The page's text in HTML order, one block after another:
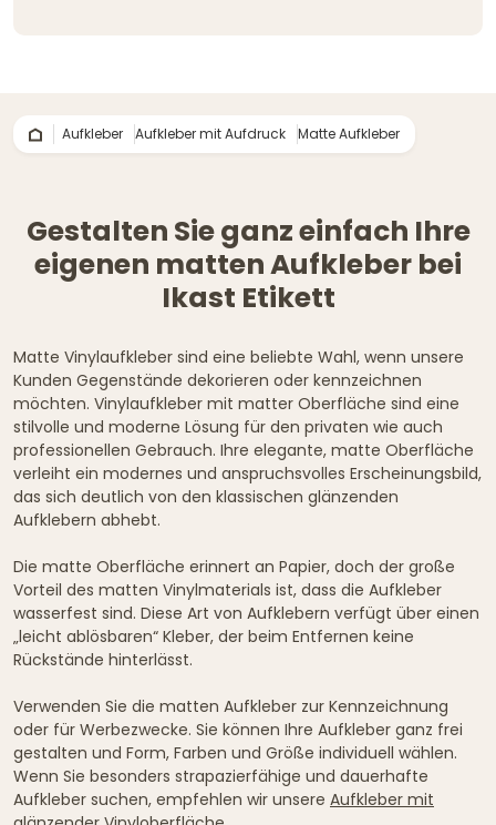
Aufkleber Aufkleber mit Aufdruck Matte Aufkleber
Gestalten Sie ganz einfach Ihre
eigenen matten Aufkleber bei
Ikast Etikett
Matte Vinylaufkleber sind eine beliebte Wahl, wenn unsere
Kunden Gegenstände dekorieren oder kennzeichnen
möchten. Vinylaufkleber mit matter Oberfläche sind eine
stilvolle und moderne Lösung für den privaten wie auch
professionellen Gebrauch. Ihre elegante, matte Oberfläche
verleiht ein modernes und anspruchsvolles Erscheinungsbild,
das sich deutlich von den klassischen glänzenden
Aufklebern abhebt.
Die matte Oberfläche erinnert an Papier, doch der große
Vorteil des matten Vinylmaterials ist, dass die Aufkleber
wasserfest sind. Diese Art von Aufklebern verfügt über einen
„leicht ablösbaren“ Kleber, der beim Entfernen keine
Rückstände hinterlässt.
Verwenden Sie die matten Aufkleber zur Kennzeichnung
oder für Werbezwecke. Sie können Ihre Aufkleber ganz frei
gestalten und Form, Farben und Größe individuell wählen.
Wenn Sie besonders strapazierfähige und dauerhafte
Aufkleber suchen, empfehlen wir unsere Aufkleber mit